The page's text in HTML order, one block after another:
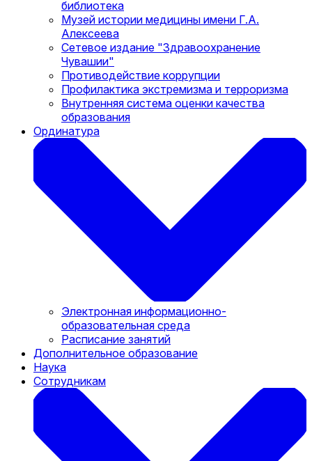
библиотека
Музей истории медицины имени Г.А.
Алексеева
Сетевое издание "Здравоохранение
Чувашии"
Противодействие коррупции
Профилактика экстремизма и терроризма
Внутренняя система оценки качества
образования
Ординатура
Электронная информационно-
образовательная среда
Расписание занятий
Дополнительное образование
Наука
Сотрудникам